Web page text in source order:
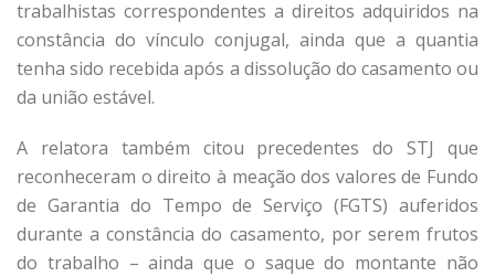
trabalhistas correspondentes a direitos adquiridos na
constância do vínculo conjugal, ainda que a quantia
tenha sido recebida após a dissolução do casamento ou
da união estável.
A relatora também citou precedentes do STJ que
reconheceram o direito à meação dos valores de Fundo
de Garantia do Tempo de Serviço (FGTS) auferidos
durante a constância do casamento, por serem frutos
do trabalho – ainda que o saque do montante não